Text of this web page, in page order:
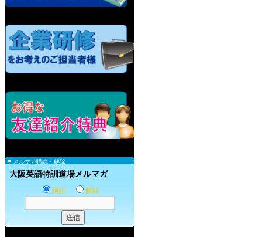
メルマガ購読・解除
大阪英語特訓道場メルマガ
購読 解除